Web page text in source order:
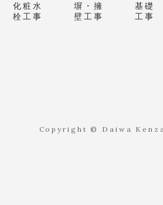
化粧水
栓工事
塀・擁
壁工事
基礎
工事
Copyright © Daiwa